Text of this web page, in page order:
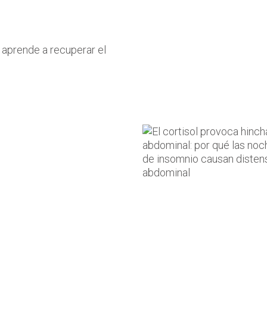
a recuperar el